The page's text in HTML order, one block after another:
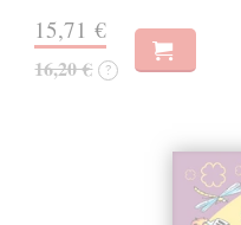
15,71 €
16,20 € ?